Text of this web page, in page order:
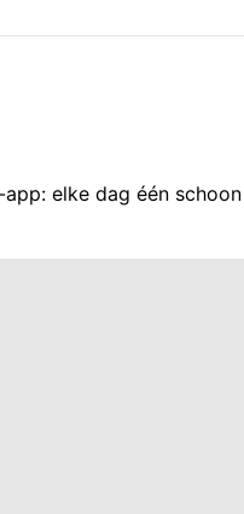
elke dag één